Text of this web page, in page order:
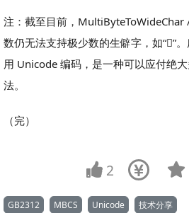
注：截至目前，
数仍无法支持极少数的生僻字，如“𠾆”
用 Unicode 编码，是一种可以应付绝
法。
（完）
2
GB2312 MBCS Unicode 技术分享